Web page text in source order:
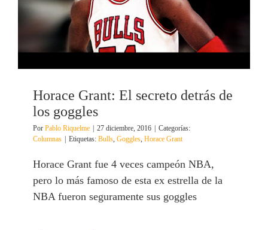
Horace Grant: El secreto detrás de
los goggles
Por Pablo Riquelme 27 diciembre, 2016
Categorías:
Columnas
Etiquetas: Bulls, Goggles, Horace Grant
Horace Grant fue 4 veces campeón NBA,
pero lo más famoso de esta ex estrella de la
NBA fueron seguramente sus goggles